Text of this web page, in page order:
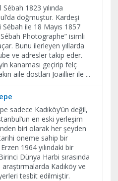
Sébah 1823 yılında
doğmuştur. Kardeşi
Sébah ile 18 Mayıs 1857
Photographe” isimli
Bunu ilerleyen yıllarda
ve adresler takip eder.
kanaması geçirip felç
aile dostları Joaillier ile ...
sadece Kadıköy’ün değil,
en eski yerleşim
biri olarak her şeyden
öneme sahip bir
1964 yılındaki bir
Dünya Harbi sırasında
Kadıköy ve
tesbit edilmiştir.